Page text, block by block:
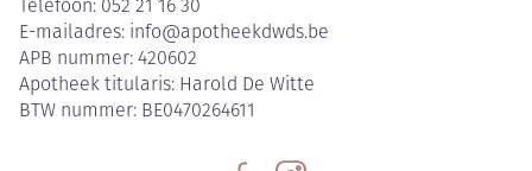
Telefoon: 052 21 16 30
E-mailadres: info@apotheekdwds.be
APB nummer: 420602
Apotheek titularis: Harold De Witte
BTW nummer: BE0470264611